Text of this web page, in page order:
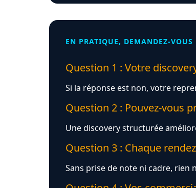
EN PRATIQUE, DEMANDEZ-VOUS
Question 1 : Votre
Si la réponse est non, votre
Question 2 : Pouvez-vous
Une discovery structurée
Question 3 : Chaque
Sans prise de note ni cadre, rien